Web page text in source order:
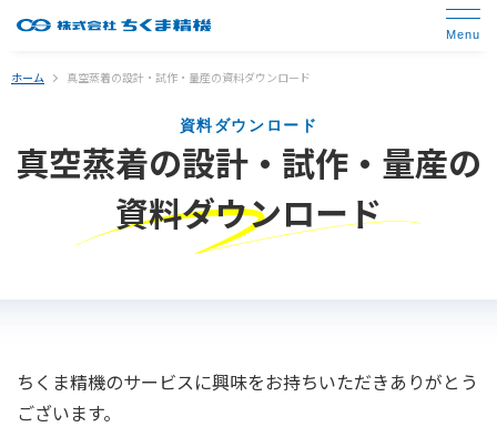
ホーム 真空蒸着の設計・試作・量産の資料ダウンロード
資料ダウンロード
真空蒸着の設計・試作・量産の
資料ダウンロード
ちくま精機のサービスに興味をお持ちいただきありがとう
ございます。